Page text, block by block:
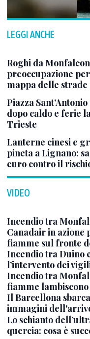
LEGGI ANCHE
Roghi da
preoccupazione
mappa delle strade
Piazza
dopo caldo e ferie
Trieste
Lanterne cinesi e
pineta a Lignano:
euro contro il
VIDEO
Incendio tra
Canadair in azione
fiamme sul fronte
Incendio tra Duino
l’intervento dei
Incendio tra
fiamme
Il Barcellona
immagini
Lo schianto
quercia: cosa è